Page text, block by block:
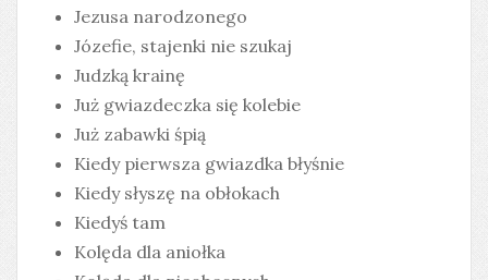
Jezusa narodzonego
Józefie, stajenki nie szukaj
Judzką krainę
Już gwiazdeczka się kolebie
Już zabawki śpią
Kiedy pierwsza gwiazdka błyśnie
Kiedy słyszę na obłokach
Kiedyś tam
Kolęda dla aniołka